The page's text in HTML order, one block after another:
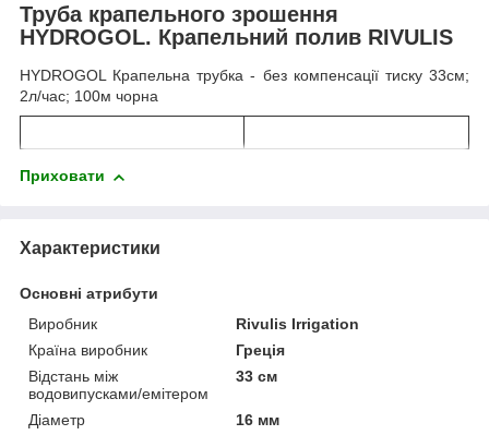
Труба крапельного зрошення
HYDROGOL. Крапельний полив RIVULIS
HYDROGOL Крапельна трубка - без компенсації тиску 33см;
2л/час; 100м чорна
Приховати
Характеристики
Основні атрибути
Виробник
Rivulis Irrigation
Країна виробник
Греція
Відстань між
водовипусками/емітером
33 см
Діаметр
16 мм